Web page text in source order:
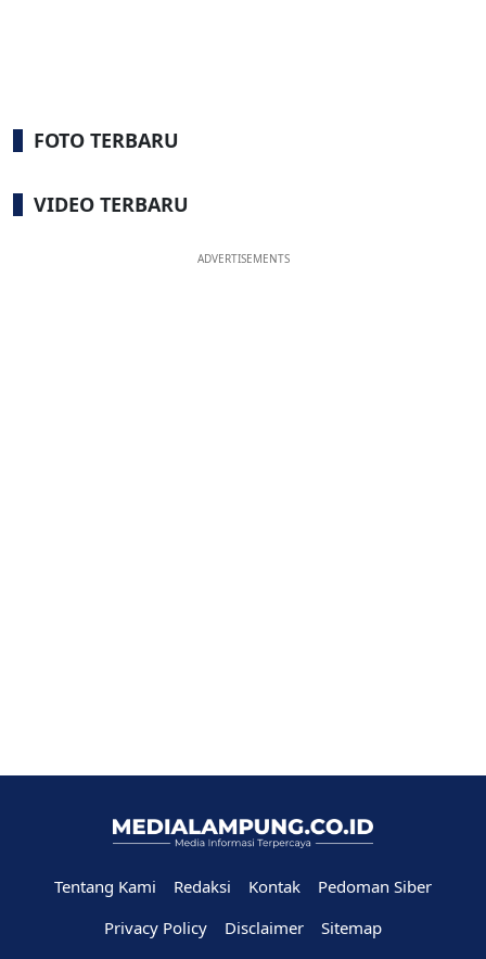
FOTO TERBARU
VIDEO TERBARU
ADVERTISEMENTS
Tentang Kami Redaksi Kontak
Pedoman Siber
Privacy Policy
Disclaimer Sitemap